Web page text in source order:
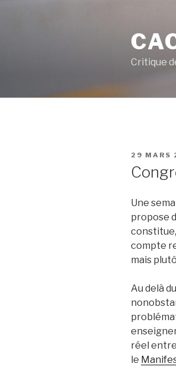
Critique
PUBLIÉ
29 MARS
Une
propose
constitue,
compte
mais
Au delà du
réel entre
le